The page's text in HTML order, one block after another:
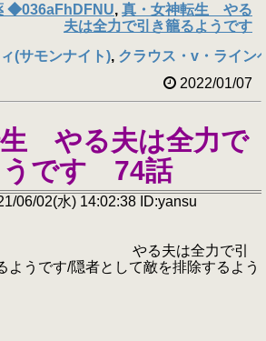
◆036aFhDFNU, 真・女神転生 やる
夫は全力で引き籠るようです
(サモンナイト), クラウス・v・ライン
2022/01/07
生 やる夫は全力で
うです 74話
06/02(水) 14:02:38 ID:yansu
は全力で引
ようです/隠者として敵を排除するよう